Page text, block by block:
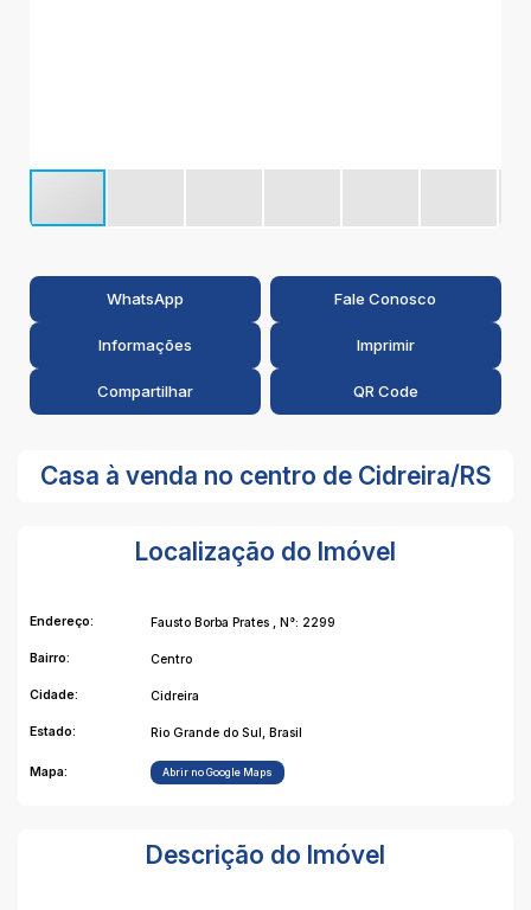
WhatsApp Fale Conosco
Informações Imprimir
Compartilhar QR Code
Casa à venda no centro de Cidreira/RS
Localização do Imóvel
Endereço: Fausto Borba Prates , N°: 2299
Bairro: Centro
Cidade: Cidreira
Estado: Rio Grande do Sul, Brasil
Mapa: Abrir no Google Maps
Descrição do Imóvel